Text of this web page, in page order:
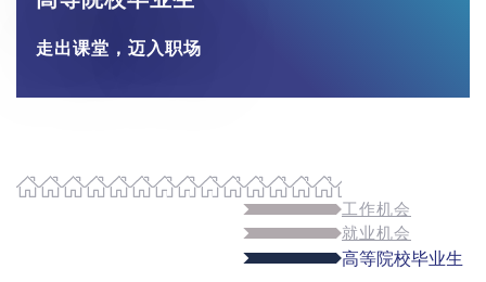
走出课堂，迈入职场
工作机会
就业机会
高等院校毕业生